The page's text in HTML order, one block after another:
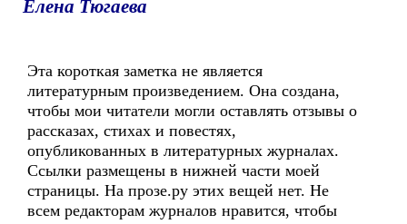
Елена Тюгаева
Эта короткая заметка не является
литературным произведением. Она создана,
чтобы мои читатели могли оставлять отзывы о
рассказах, стихах и повестях,
опубликованных в литературных журналах.
Ссылки размещены в нижней части моей
страницы. На прозе.ру этих вещей нет. Не
всем редакторам журналов нравится, чтобы